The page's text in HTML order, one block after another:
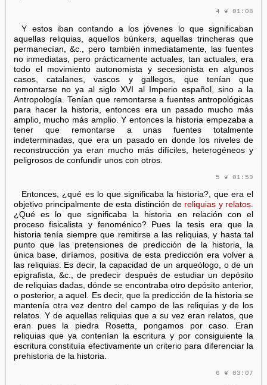
4 ❦ 01:08
Y estos iban contando a los jóvenes lo que significaban
aquellas reliquias, aquellos búnkers, aquellas trincheras que
permanecían, &c., pero también inmediatamente, las fuentes
no inmediatas, pero prácticamente actuales, tan actuales, era
todo el movimiento autonomista y secesionista en algunos
casos, catalanes, vascos y gallegos, que tenían que
remontarse no ya al siglo XVI al Imperio español, sino a la
Antropología. Tenían que remontarse a fuentes antropológicas
para hacer la historia, entonces era un pasado mucho más
amplio, mucho más amplio. Y entonces la historia empezaba a
tener que remontarse a unas fuentes totalmente
indeterminadas, que era un pasado en donde los niveles de
reconstrucción ya eran mucho más difíciles, heterogéneos y
peligrosos de confundir unos con otros.
5 ❦ 01:59
Entonces, ¿qué es lo que significaba la historia?, que era el
objetivo principalmente de esta distinción de reliquias y relatos.
¿Qué es lo que significaba la historia en relación con el
proceso fisicalista y fenoménico? Pues la tesis era que la
historia tenía siempre que remitirse a las reliquias, y hasta tal
punto que las pretensiones de predicción de la historia, la
única base, diríamos, positiva de esta predicción era volver a
las reliquias. Es decir, la capacidad de un arqueólogo, o de un
epigrafista, &c., de predecir después de estudiar un depósito
de reliquias dadas, dónde se encontraba otro depósito anterior,
o posterior, a aquel. Es decir, que la predicción de la historia se
mantenía otra vez dentro del campo de las reliquias y de los
relatos. Y de aquellas reliquias que a su vez eran relatos, que
eran pues la piedra Rosetta, pongamos por caso. Eran
reliquias que ya contenían la escritura y por consiguiente la
escritura constituía efectivamente un criterio para diferenciar la
prehistoria de la historia.
6 ❦ 03:07